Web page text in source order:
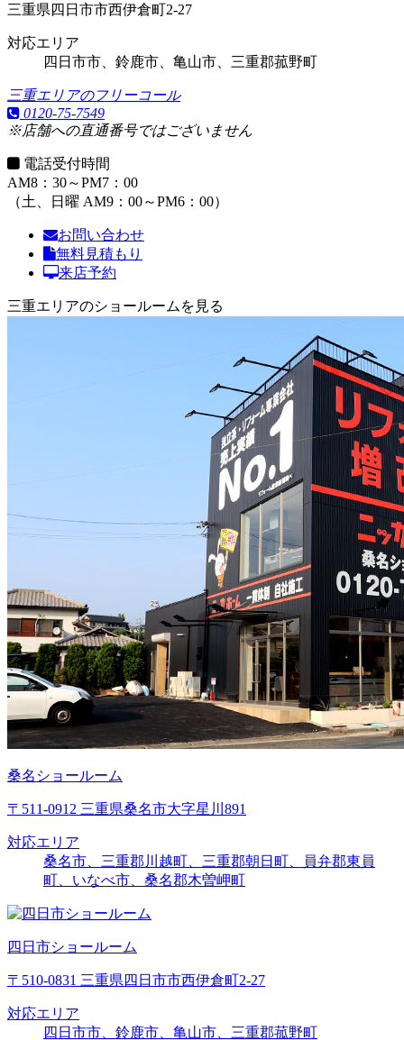
三重県四日市市西伊倉町2-27
対応エリア
四日市市、鈴鹿市、亀山市、三重郡菰野町
三重エリアのフリーコール
0120-75-7549
※店舗への直通番号ではございません
電話受付時間
AM8：30～PM7：00
（土、日曜 AM9：00～PM6：00）
お問い合わせ
無料見積もり
来店予約
三重エリアのショールームを見る
桑名ショールーム
〒511-0912 三重県桑名市大字星川891
対応エリア
桑名市、三重郡川越町、三重郡朝日町、員弁郡東員
町、いなべ市、桑名郡木曽岬町
四日市ショールーム
〒510-0831 三重県四日市市西伊倉町2-27
対応エリア
四日市市、鈴鹿市、亀山市、三重郡菰野町